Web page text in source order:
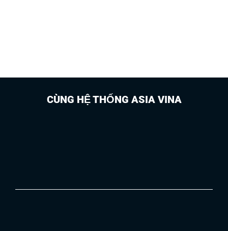
CÙNG HỆ THỐNG ASIA VINA